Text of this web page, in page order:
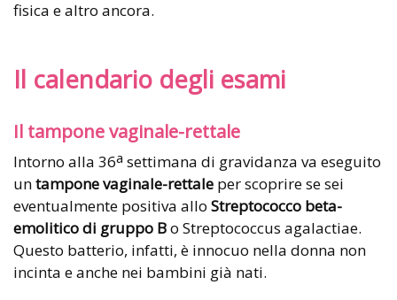
fisica e altro ancora.
Il calendario degli esami
Il tampone vaginale-rettale
Intorno alla 36a settimana di gravidanza va eseguito
untampone vaginale-rettale per scoprire se sei
eventualmente positiva allo Streptococco beta-
emoliticodi gruppo Bo Streptococcus agalactiae.
Questo batterio, infatti, è innocuo nella donna non
incinta e anche nei bambini già nati.